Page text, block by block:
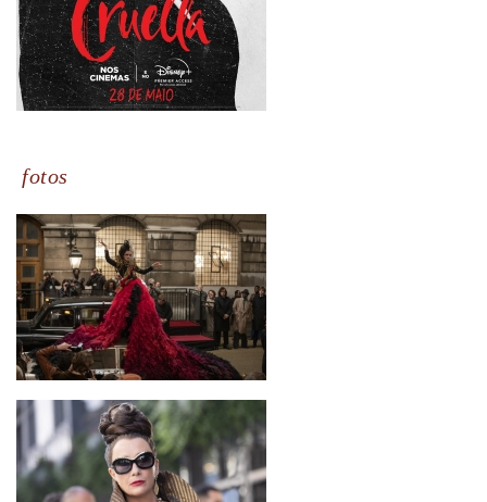
fotos